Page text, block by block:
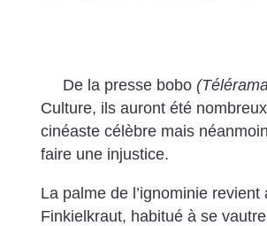
De la presse bobo
Culture, ils auront été
cinéaste célèbre mais
faire une injustice.
La palme de l’ignominie revient
Finkielkraut, habitué à se